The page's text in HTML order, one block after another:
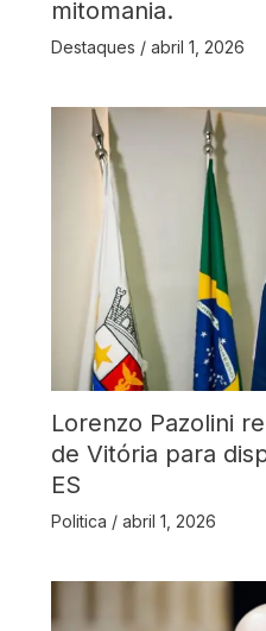
mitomania.
Destaques / abril 1, 2026
Lorenzo Pazolini
de Vitória para
ES
Politica / abril 1, 2026